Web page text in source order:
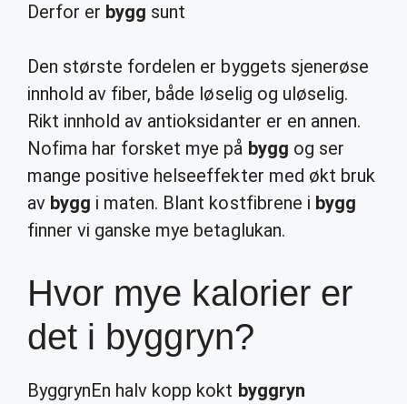
Derfor er bygg sunt
Den største fordelen er byggets sjenerøse
innhold av fiber, både løselig og uløselig.
Rikt innhold av antioksidanter er en annen.
Nofima har forsket mye på bygg og ser
mange positive helseeffekter med økt bruk
av bygg i maten. Blant kostfibrene i bygg
finner vi ganske mye betaglukan.
Hvor mye kalorier er
det i byggryn?
ByggrynEn halv kopp kokt byggryn